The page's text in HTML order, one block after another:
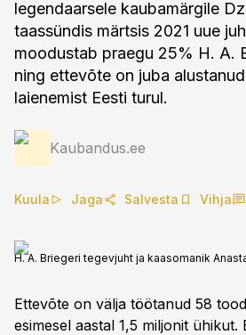
legendaarsele kaubamärgile
taassündis märtsis 2021 uue
moodustab praegu 25% H. A.
ning ettevõte on juba
laienemist Eesti turul.
Kaubandus.ee
Kuula Jaga Salvesta Vihja
H. A. Briegeri tegevjuht ja kaasomanik
Ettevõte on välja töötanud 58
esimesel aastal 1,5 miljonit ühikut.